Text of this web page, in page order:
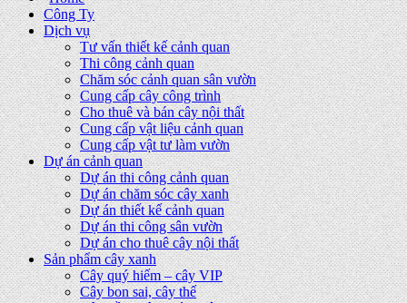
Công Ty
Dịch vụ
Tư vấn thiết kế cảnh quan
Thi công cảnh quan
Chăm sóc cảnh quan sân vườn
Cung cấp cây công trình
Cho thuê và bán cây nội thất
Cung cấp vật liệu cảnh quan
Cung cấp vật tư làm vườn
Dự án cảnh quan
Dự án thi công cảnh quan
Dự án chăm sóc cây xanh
Dự án thiết kế cảnh quan
Dự án thi công sân vườn
Dự án cho thuê cây nội thất
Sản phẩm cây xanh
Cây quý hiếm – cây VIP
Cây bon sai, cây thế